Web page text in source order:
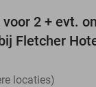
2 + evt.
Fletcher
locaties)